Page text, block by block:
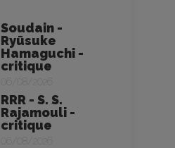
Soudain -
Ryūsuke
Hamaguchi -
critique
06/08/2026
RRR - S. S.
Rajamouli -
critique
06/08/2026